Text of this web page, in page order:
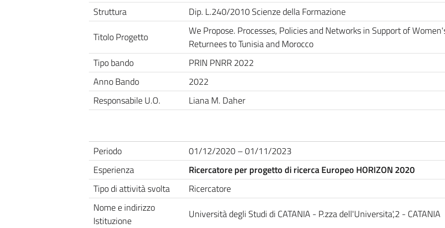
Struttura
Dip. L.240/2010 Scienze della Formazione
Titolo Progetto
We Propose. Processes, Policies and Networks in Support of
Returnees to Tunisia and Morocco
Tipo bando
PRIN PNRR 2022
Anno Bando
2022
Responsabile U.O.
Liana M. Daher
Periodo
01/12/2020 – 01/11/2023
Esperienza
Ricercatore per progetto di ricerca Europeo HORIZON 2020
Tipo di attività svolta
Ricercatore
Nome e indirizzo
Istituzione
Università degli Studi di CATANIA - P.zza dell'Universita',2 - CATANIA